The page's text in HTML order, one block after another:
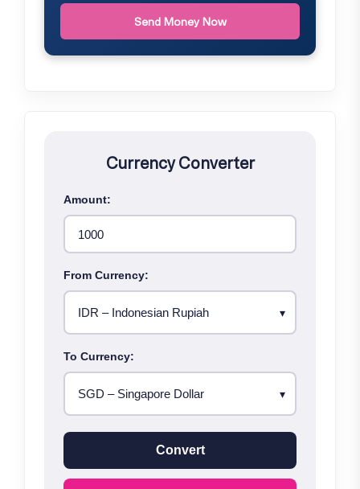
Send Money Now
Currency Converter
Amount:
From Currency:
To Currency:
Convert